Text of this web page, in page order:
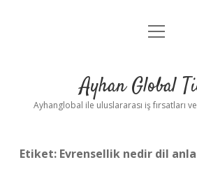
Anasayfa
Yasal Uyarı
menüyü
Ayhan Global
Ayhanglobal ile uluslararası iş fırsatları
Etiket: Evrensellik nedir dil